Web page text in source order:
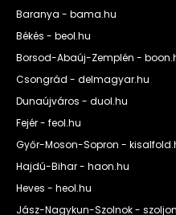
Baranya - bama.hu
Békés - beol.hu
Borsod-Abaúj-Zemplén -
Csongrád - delmagyar.hu
Dunaújváros - duol.hu
Fejér - feol.hu
Győr-Moson-Sopron -
Hajdú-Bihar - haon.hu
Heves - heol.hu
Jász-Nagykun-Szolnok -